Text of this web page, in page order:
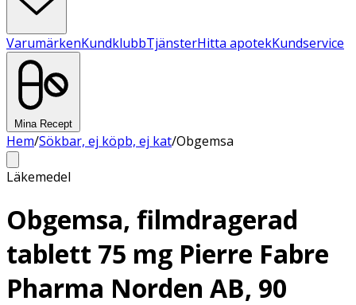
VarumärkenKundklubbTjänsterHitta apotekKundservice
Mina Recept
Hem/Sökbar, ej köpb, ej kat/Obgemsa
Läkemedel
Obgemsa, filmdragerad
tablett 75 mg Pierre Fabre
Pharma Norden AB, 90